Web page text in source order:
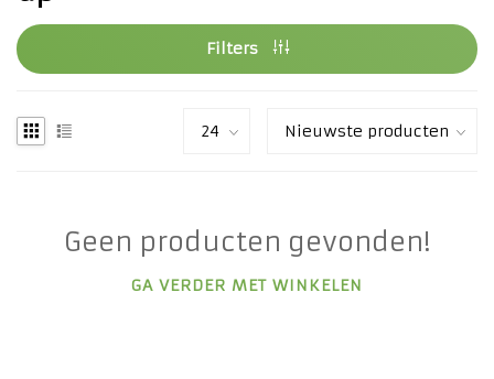
Filters
Geen producten gevonden!
GA VERDER MET WINKELEN